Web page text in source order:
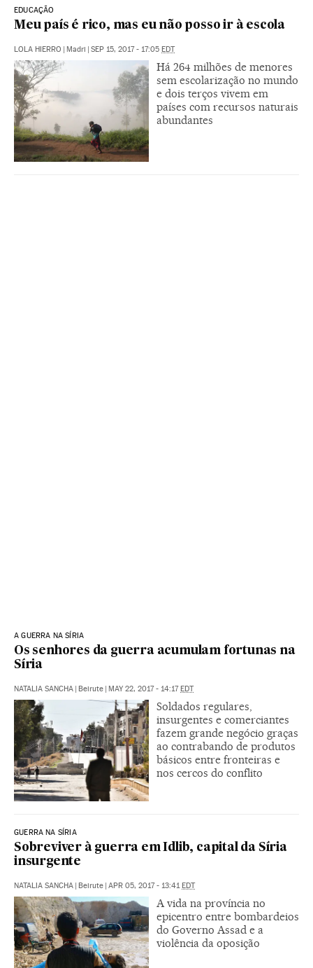
EDUCAÇÃO
Meu país é rico, mas eu não posso ir à escola
LOLA HIERRO | Madri | SEP 15, 2017 - 17:05 EDT
Há 264 milhões de menores
sem escolarização no mundo
e dois terços vivem em
países com recursos naturais
abundantes
A GUERRA NA SÍRIA
Os senhores da guerra acumulam fortunas na
Síria
NATALIA SANCHA | Beirute | MAY 22, 2017 - 14:17EDT
Soldados regulares,
insurgentes e comerciantes
fazem grande negócio graças
ao contrabando de produtos
básicos entre fronteiras e
nos cercos do conflito
GUERRA NA SÍRIA
Sobreviver à guerra em Idlib, capital da Síria
insurgente
NATALIA SANCHA | Beirute | APR 05, 2017 - 13:41EDT
A vida na província no
epicentro entre bombardeios
do Governo Assad e a
violência da oposição